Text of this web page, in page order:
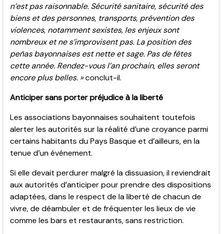
n’est pas raisonnable. Sécurité sanitaire, sécurité des
biens et des personnes, transports, prévention des
violences, notamment sexistes, les enjeux sont
nombreux et ne s’improvisent pas. La position des
peñas bayonnaises est nette et sage. Pas de fêtes
cette année. Rendez-vous l’an prochain, elles seront
encore plus belles. »conclut-il.
Anticiper sans porter préjudice à la liberté
Les associations bayonnaises souhaitent toutefois
alerter les autorités sur la réalité d’une croyance parmi
certains habitants du Pays Basque et d’ailleurs, en la
tenue d’un événement.
Si elle devait perdurer malgré la dissuasion, il reviendrait
aux autorités d’anticiper pour prendre des dispositions
adaptées, dans le respect de la liberté de chacun de
vivre, de déambuler et de fréquenter les lieux de vie
comme les bars et restaurants, sans restriction.